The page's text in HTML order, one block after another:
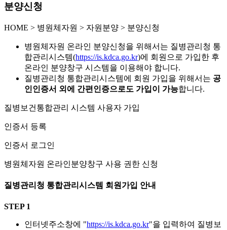
분양신청
HOME > 병원체자원 > 자원분양 > 분양신청
병원체자원 온라인 분양신청을 위해서는 질병관리청 통
합관리시스템(https://is.kdca.go.kr)에 회원으로 가입한 후
온라인 분양창구 시스템을 이용해야 합니다.
질병관리청 통합관리시스템에 회원 가입을 위해서는 공
인인증서 외에 간편인증으로도 가입이 가능합니다.
질병보건통합관리 시스템 사용자 가입
인증서 등록
인증서 로그인
병원체자원 온라인분양창구 사용 권한 신청
질병관리청 통합관리시스템 회원가입 안내
STEP 1
인터넷주소창에 "https://is.kdca.go.kr"을 입력하여 질병보